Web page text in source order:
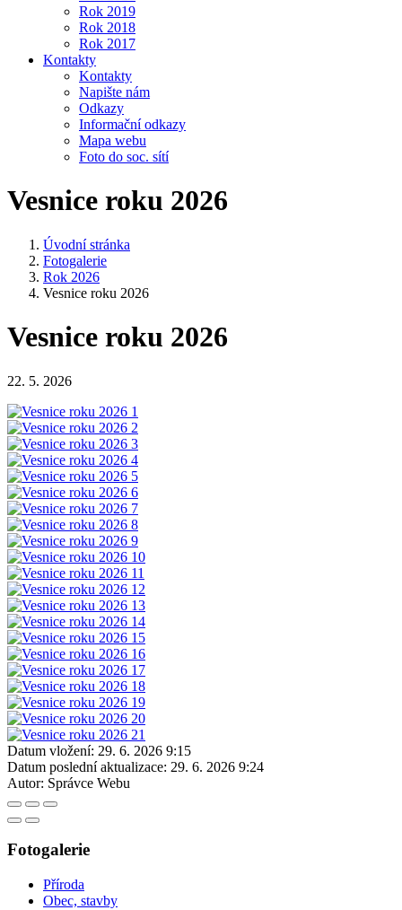
Rok 2019
Rok 2018
Rok 2017
Kontakty
Kontakty
Napište nám
Odkazy
Informační odkazy
Mapa webu
Foto do soc. sítí
Vesnice roku 2026
Úvodní stránka
Fotogalerie
Rok 2026
Vesnice roku 2026
Vesnice roku 2026
22. 5. 2026
Datum vložení: 29. 6. 2026 9:15
Datum poslední aktualizace: 29. 6. 2026 9:24
Autor: Správce Webu
Fotogalerie
Příroda
Obec, stavby